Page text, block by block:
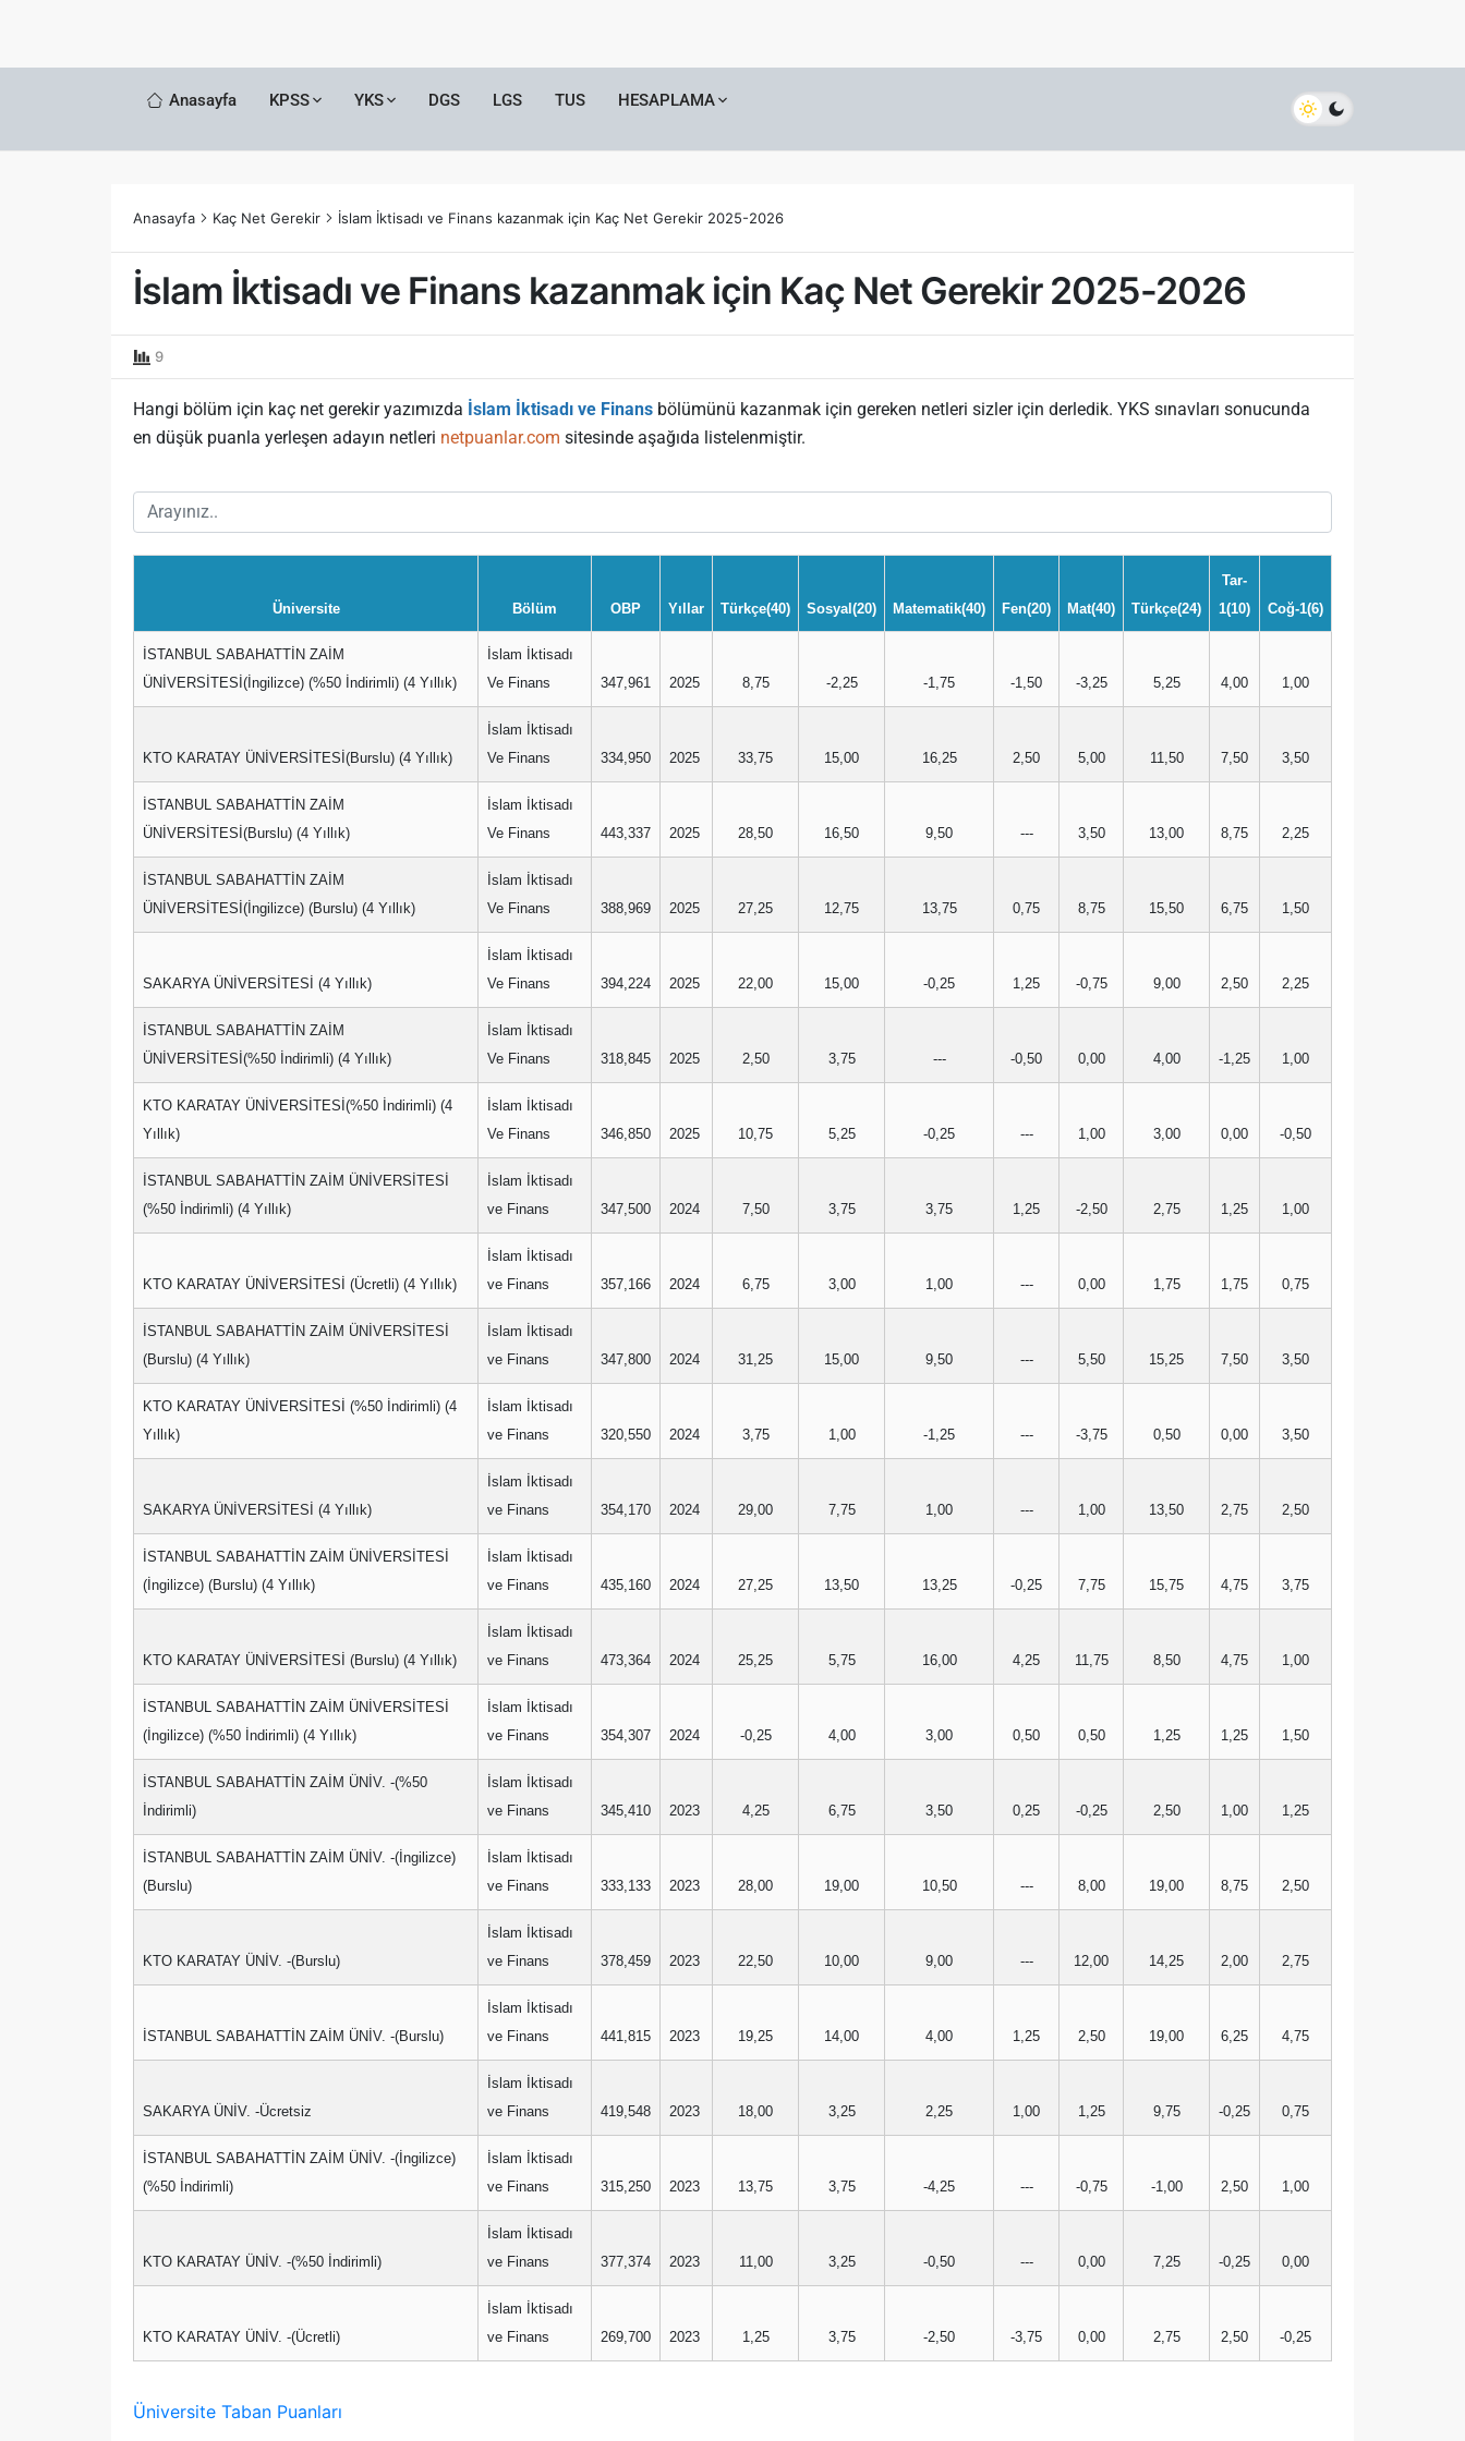
Anasayfa KPSS YKS DGS LGS TUS HESAPLAMA
Anasayfa Kaç Net Gerekir İslam İktisadı ve Finans kazanmak için Kaç Net Gerekir 2025-2026
İslam İktisadı ve Finans kazanmak için Kaç Net Gerekir 2025-2026
9
Hangi bölüm için kaç net gerekir yazımızda İslam İktisadı ve Finans bölümünü kazanmak için gereken netleri sizler için derledik. YKS sınavları sonucunda
en düşük puanla yerleşen adayın netleri netpuanlar.com sitesinde aşağıda listelenmiştir.
Üniversite Bölüm OBP Yıllar Türkçe(40) Sosyal(20) Matematik(40) Fen(20) Mat(40) Türkçe(24)
Tar-
1(10)
Coğ-1(6)
İSTANBUL SABAHATTİN ZAİM
ÜNİVERSİTESİ(İngilizce) (%50 İndirimli) (4 Yıllık)
İslam İktisadı
Ve Finans
347,961 2025 8,75 -2,25 -1,75 -1,50 -3,25 5,25 4,00 1,00
KTO KARATAY ÜNİVERSİTESİ(Burslu) (4 Yıllık)
İslam İktisadı
Ve Finans
334,950 2025 33,75 15,00 16,25 2,50 5,00 11,50 7,50 3,50
İSTANBUL SABAHATTİN ZAİM
ÜNİVERSİTESİ(Burslu) (4 Yıllık)
İslam İktisadı
Ve Finans
443,337 2025 28,50 16,50 9,50 --- 3,50 13,00 8,75 2,25
İSTANBUL SABAHATTİN ZAİM
ÜNİVERSİTESİ(İngilizce) (Burslu) (4 Yıllık)
İslam İktisadı
Ve Finans
388,969 2025 27,25 12,75 13,75 0,75 8,75 15,50 6,75 1,50
SAKARYA ÜNİVERSİTESİ (4 Yıllık)
İslam İktisadı
Ve Finans
394,224 2025 22,00 15,00 -0,25 1,25 -0,75 9,00 2,50 2,25
İSTANBUL SABAHATTİN ZAİM
ÜNİVERSİTESİ(%50 İndirimli) (4 Yıllık)
İslam İktisadı
Ve Finans
318,845 2025 2,50 3,75 --- -0,50 0,00 4,00 -1,25 1,00
KTO KARATAY ÜNİVERSİTESİ(%50 İndirimli) (4
Yıllık)
İslam İktisadı
Ve Finans
346,850 2025 10,75 5,25 -0,25 --- 1,00 3,00 0,00 -0,50
İSTANBUL SABAHATTİN ZAİM ÜNİVERSİTESİ
(%50 İndirimli) (4 Yıllık)
İslam İktisadı
ve Finans
347,500 2024 7,50 3,75 3,75 1,25 -2,50 2,75 1,25 1,00
KTO KARATAY ÜNİVERSİTESİ (Ücretli) (4 Yıllık)
İslam İktisadı
ve Finans
357,166 2024 6,75 3,00 1,00 --- 0,00 1,75 1,75 0,75
İSTANBUL SABAHATTİN ZAİM ÜNİVERSİTESİ
(Burslu) (4 Yıllık)
İslam İktisadı
ve Finans
347,800 2024 31,25 15,00 9,50 --- 5,50 15,25 7,50 3,50
KTO KARATAY ÜNİVERSİTESİ (%50 İndirimli) (4
Yıllık)
İslam İktisadı
ve Finans
320,550 2024 3,75 1,00 -1,25 --- -3,75 0,50 0,00 3,50
SAKARYA ÜNİVERSİTESİ (4 Yıllık)
İslam İktisadı
ve Finans
354,170 2024 29,00 7,75 1,00 --- 1,00 13,50 2,75 2,50
İSTANBUL SABAHATTİN ZAİM ÜNİVERSİTESİ
(İngilizce) (Burslu) (4 Yıllık)
İslam İktisadı
ve Finans
435,160 2024 27,25 13,50 13,25 -0,25 7,75 15,75 4,75 3,75
KTO KARATAY ÜNİVERSİTESİ (Burslu) (4 Yıllık)
İslam İktisadı
ve Finans
473,364 2024 25,25 5,75 16,00 4,25 11,75 8,50 4,75 1,00
İSTANBUL SABAHATTİN ZAİM ÜNİVERSİTESİ
(İngilizce) (%50 İndirimli) (4 Yıllık)
İslam İktisadı
ve Finans
354,307 2024 -0,25 4,00 3,00 0,50 0,50 1,25 1,25 1,50
İSTANBUL SABAHATTİN ZAİM ÜNİV. -(%50
İndirimli)
İslam İktisadı
ve Finans
345,410 2023 4,25 6,75 3,50 0,25 -0,25 2,50 1,00 1,25
İSTANBUL SABAHATTİN ZAİM ÜNİV. -(İngilizce)
(Burslu)
İslam İktisadı
ve Finans
333,133 2023 28,00 19,00 10,50 --- 8,00 19,00 8,75 2,50
KTO KARATAY ÜNİV. -(Burslu)
İslam İktisadı
ve Finans
378,459 2023 22,50 10,00 9,00 --- 12,00 14,25 2,00 2,75
İSTANBUL SABAHATTİN ZAİM ÜNİV. -(Burslu)
İslam İktisadı
ve Finans
441,815 2023 19,25 14,00 4,00 1,25 2,50 19,00 6,25 4,75
SAKARYA ÜNİV. -Ücretsiz
İslam İktisadı
ve Finans
419,548 2023 18,00 3,25 2,25 1,00 1,25 9,75 -0,25 0,75
İSTANBUL SABAHATTİN ZAİM ÜNİV. -(İngilizce)
(%50 İndirimli)
İslam İktisadı
ve Finans
315,250 2023 13,75 3,75 -4,25 --- -0,75 -1,00 2,50 1,00
KTO KARATAY ÜNİV. -(%50 İndirimli)
İslam İktisadı
ve Finans
377,374 2023 11,00 3,25 -0,50 --- 0,00 7,25 -0,25 0,00
KTO KARATAY ÜNİV. -(Ücretli)
İslam İktisadı
ve Finans
269,700 2023 1,25 3,75 -2,50 -3,75 0,00 2,75 2,50 -0,25
Üniversite Taban Puanları